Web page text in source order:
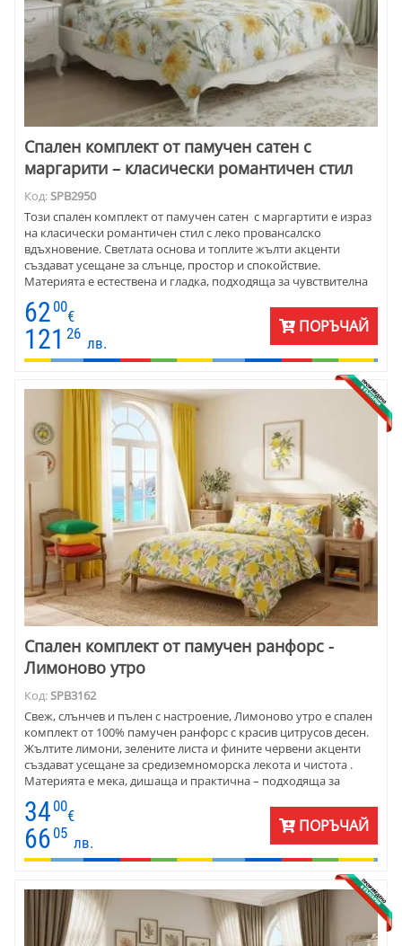
Спален комплект от памучен сатен с
маргарити – класически романтичен стил
Код:SPB2950
Този спален комплект от памучен сатен с маргартити е израз
на класически романтичен стил с леко провансалско
вдъхновение. Светлата основа и топлите жълти акценти
създават усещане за слънце, простор и спокойствие.
Материята е естествена и гладка, подходяща за чувствителна
кожа и ежедневна употреба. Комплектът е отличен избор за
спалня, в която се търси светлина и мекота, без натрапчиви
цветове. Подходящ е за хора, които държат на качеството и
естествените материи.
62 00
€
121 26
лв.
ПОРЪЧАЙ
Спален комплект от памучен ранфорс -
Лимоново утро
Код:SPB3162
Свеж, слънчев и пълен с настроение, Лимоново утро е спален
комплект от 100% памучен ранфорс с красив цитрусов десен.
Жълтите лимони, зелените листа и фините червени акценти
създават усещане за средиземноморска лекота и чистота .
Материята е мека, дишаща и практична – подходяща за
ежедневен комфорт и спалня с жив, и стилен характер.
34 00
€
66 05
лв.
ПОРЪЧАЙ